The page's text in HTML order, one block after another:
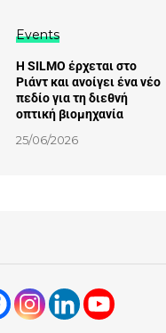
Events
Η SILMO έρχεται στο
Ριάντ και ανοίγει ένα νέο
πεδίο για τη διεθνή
οπτική βιομηχανία
25/06/2026